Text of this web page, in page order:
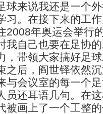
球来说我还是一个
习。在接下来的工
2008年奥运会举行
我自己也要在足协
，带领大家搞好足球
后，阎世铎依然沉
与会议室的每一个
员还耳语几句。在
被画上了一个工整